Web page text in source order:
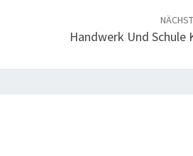
Handwerk Und Schule